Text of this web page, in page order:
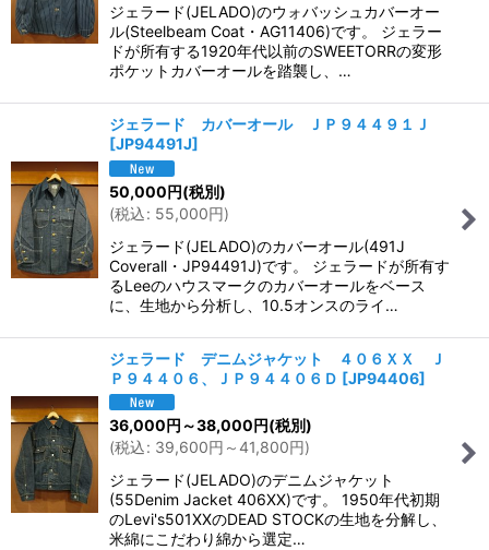
ジェラード(JELADO)のウォバッシュカバーオー
ル(Steelbeam Coat・AG11406)です。 ジェラー
ドが所有する1920年代以前のSWEETORRの変形
ポケットカバーオールを踏襲し、…
ジェラード カバーオール ＪＰ９４４９１Ｊ
[JP94491J]
50,000円(税別)
(税込: 55,000円)
ジェラード(JELADO)のカバーオール(491J
Coverall・JP94491J)です。 ジェラードが所有す
るLeeのハウスマークのカバーオールをベース
に、生地から分析し、10.5オンスのライ…
ジェラード デニムジャケット ４０６ＸＸ Ｊ
Ｐ９４４０６、ＪＰ９４４０６Ｄ [JP94406]
36,000円 ～38,000円(税別)
(税込: 39,600円 ～41,800円)
ジェラード(JELADO)のデニムジャケット
(55Denim Jacket 406XX)です。 1950年代初期
のLevi's501XXのDEAD STOCKの生地を分解し、
米綿にこだわり綿から選定…